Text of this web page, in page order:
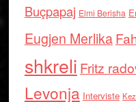
Buçpapaj Elmi Berisha
Eugjen Merlika
shkreli Fritz
Levonja Interviste